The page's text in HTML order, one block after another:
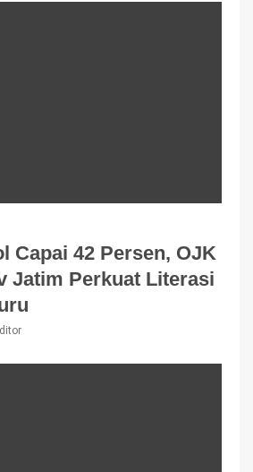
Capai 42 Persen, OJK
Jatim Perkuat Literasi